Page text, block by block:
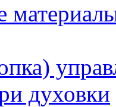
духовки